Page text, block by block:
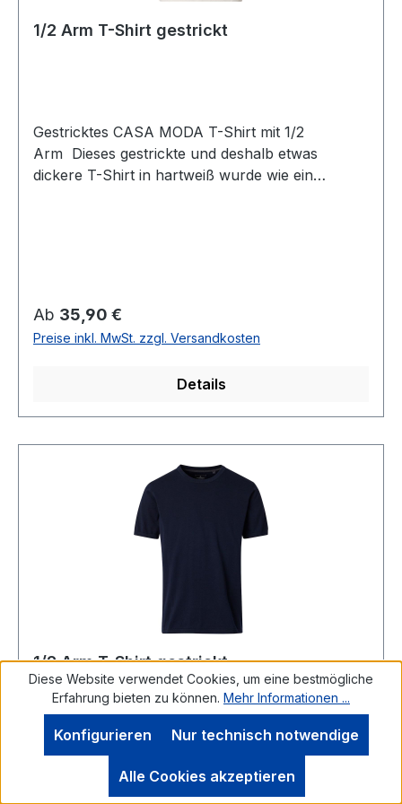
1/2 Arm T-Shirt gestrickt
Gestricktes CASA MODA T-Shirt mit 1/2
Arm Dieses gestrickte und deshalb etwas
dickere T-Shirt in hartweiß wurde wie ein
auf Taille)Gestrickt1/2 Arm100 % Baumwolle 30°
waschbar Modell Nr.: 126340101Farbe: 008
Regulärer Preis:
Ab 35,90 €
Preise inkl. MwSt. zzgl. Versandkosten
Details
1/2 Arm T-Shirt gestrickt
Arm Dieses gestrickte und deshalb etwas
Diese Website verwendet Cookies, um eine bestmögliche
Erfahrung bieten zu können. Mehr Informationen ...
Nur technisch notwendige
Konfigurieren
Alle Cookies akzeptieren